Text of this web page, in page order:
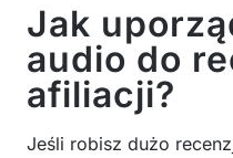
Jak
audio do
afiliacji?
Jeśli robisz dużo